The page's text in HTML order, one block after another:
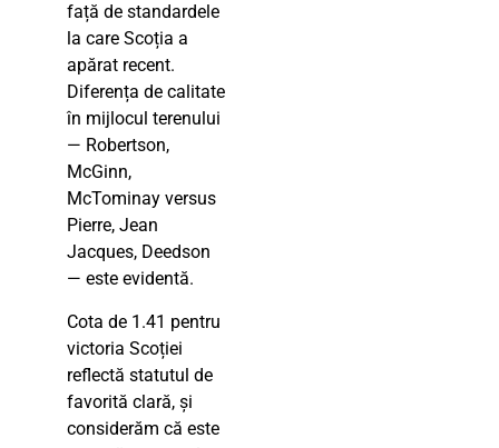
față de standardele
la care Scoția a
apărat recent.
Diferența de calitate
în mijlocul terenului
— Robertson,
McGinn,
McTominay versus
Pierre, Jean
Jacques, Deedson
— este evidentă.
Cota de 1.41 pentru
victoria Scoției
reflectă statutul de
favorită clară, și
considerăm că este